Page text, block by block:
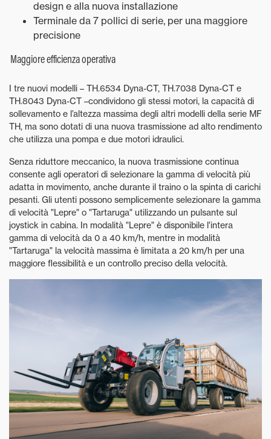
design e alla nuova installazione
Terminale da 7 pollici di serie, per una maggiore
precisione
Maggiore efficienza operativa
I tre nuovi modelli – TH.6534 Dyna-CT, TH.7038 Dyna-CT e
TH.8043 Dyna-CT –condividono gli stessi motori, la capacità di
sollevamento e l’altezza massima degli altri modelli della serie MF
TH, ma sono dotati di una nuova trasmissione ad alto rendimento
che utilizza una pompa e due motori idraulici.
Senza riduttore meccanico, la nuova trasmissione continua
consente agli operatori di selezionare la gamma di velocità più
adatta in movimento, anche durante il traino o la spinta di carichi
pesanti. Gli utenti possono semplicemente selezionare la gamma
di velocità "Lepre" o "Tartaruga" utilizzando un pulsante sul
joystick in cabina. In modalità "Lepre" è disponibile l'intera
gamma di velocità da 0 a 40 km/h, mentre in modalità
"Tartaruga" la velocità massima è limitata a 20 km/h per una
maggiore flessibilità e un controllo preciso della velocità.